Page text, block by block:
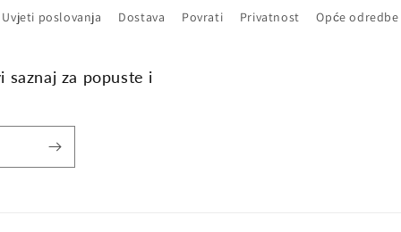
Uvjeti poslovanja Dostava Povrati Privatnost Opće odredbe
za popuste i